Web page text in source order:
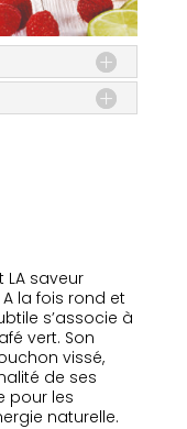
LA saveur
la fois rond et
s’associe à
vert. Son
vissé,
de ses
pour les
naturelle.